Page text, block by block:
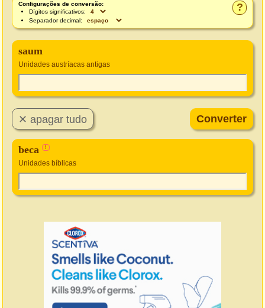
?
Configurações de conversão:
Dígitos significativos:
Separador decimal:
saum
Unidades austríacas antigas
beca !
Unidades bíblicas